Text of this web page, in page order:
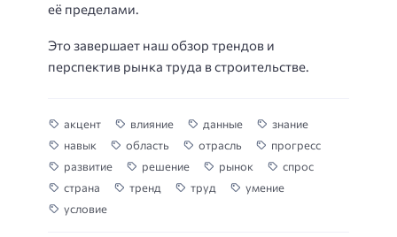
её пределами.
Это завершает наш обзор трендов и
перспектив рынка труда в строительстве.
акцент влияние данные
знание
навык
область отрасль
прогресс
развитие
решение рынок
спрос
страна
тренд труд
умение
условие